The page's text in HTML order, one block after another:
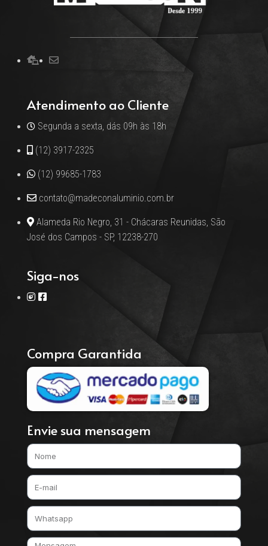
Atendimento ao Cliente
Segunda a sexta, dás 09h às 18h
(12) 3917-2325
(12) 99685-1783
contato@madeconaluminio.com.br
Alameda Rio Negro, 31 - Chácaras Reunidas, São
José dos Campos - SP, 12238-270
Siga-nos
Compra Garantida
Envie sua mensagem